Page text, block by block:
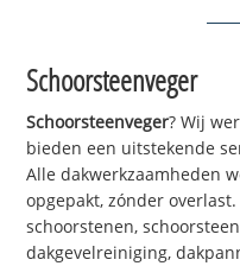
Schoorsteenveger
Schoorsteenveger? Wij
bieden een uitstekende
Alle dakwerkzaamheden
opgepakt, zónder
schoorstenen,
dakgevelreiniging,